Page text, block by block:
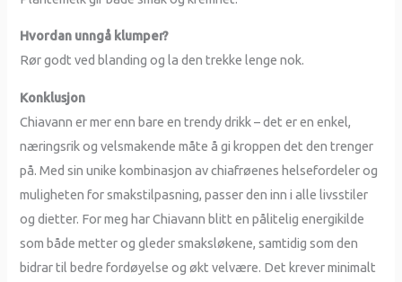
Hvordan unngå klumper?
Rør godt ved blanding og la den trekke lenge nok.
Konklusjon
Chiavann er mer enn bare en trendy drikk – det er en enkel,
næringsrik og velsmakende måte å gi kroppen det den trenger
på. Med sin unike kombinasjon av chiafrøenes helsefordeler og
muligheten for smakstilpasning, passer den inn i alle livsstiler
og dietter. For meg har Chiavann blitt en pålitelig energikilde
som både metter og gleder smaksløkene, samtidig som den
bidrar til bedre fordøyelse og økt velvære. Det krever minimalt